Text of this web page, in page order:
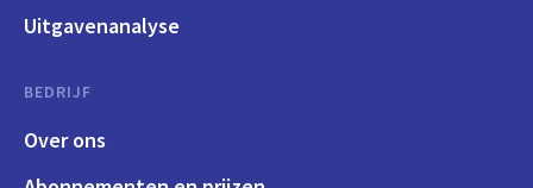
Uitgavenanalyse
BEDRIJF
Over ons